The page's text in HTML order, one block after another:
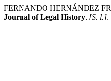
FERNANDO HERNÁNDEZ
Journal of Legal History, [S. l.],